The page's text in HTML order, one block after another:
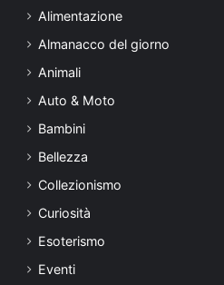
Alimentazione
Almanacco del giorno
Animali
Auto & Moto
Bambini
Bellezza
Collezionismo
Curiosità
Esoterismo
Eventi